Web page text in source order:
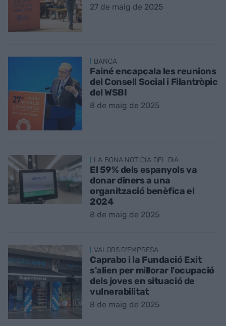
27 de maig de 2025
BANCA
Fainé encapçala les reunions
del Consell Social i Filantròpic
del WSBI
8 de maig de 2025
LA BONA NOTICIA DEL DIA
El 59% dels espanyols va
donar diners a una
organització benèfica el
2024
8 de maig de 2025
VALORS D'EMPRESA
Caprabo i la Fundació Exit
s'alien per millorar l'ocupació
dels joves en situació de
vulnerabilitat
8 de maig de 2025